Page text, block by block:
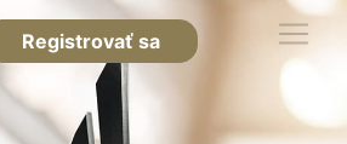
Registrovať sa